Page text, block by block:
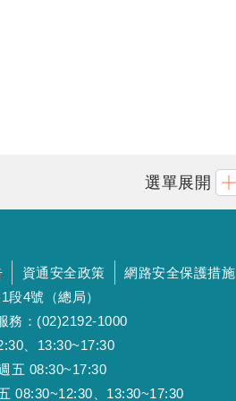
選單展開
資通安全政策 網路安全保護措施
4號（總局）
務：(02)2192-1000
、13:30~17:30
五 08:30~17:30
08:30~12:30、13:30~17:30